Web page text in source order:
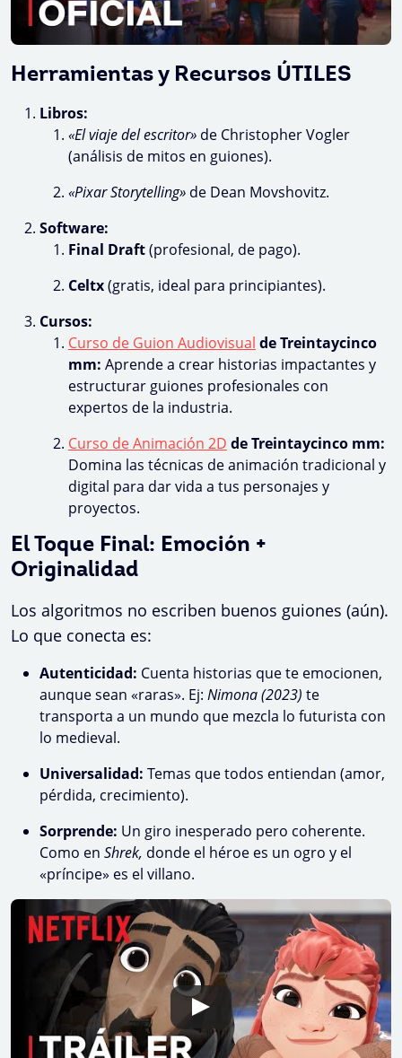
Herramientas y Recursos ÚTILES
Libros:
«El viaje del escritor» de Christopher Vogler
(análisis de mitos en guiones).
«Pixar Storytelling» de Dean Movshovitz.
Software:
Final Draft(profesional, de pago).
Celtx(gratis, ideal para principiantes).
Cursos:
Curso de Guion Audiovisual de Treintaycinco
mm: Aprende a crear historias impactantes y
estructurar guiones profesionales con
expertos de la industria.
Curso de Animación 2D de Treintaycinco mm:
Domina las técnicas de animación tradicional y
digital para dar vida a tus personajes y
proyectos.
El Toque Final: Emoción +
Originalidad
Los algoritmos no escriben buenos guiones (aún).
Lo que conecta es:
Autenticidad: Cuenta historias que te emocionen,
aunque sean «raras». Ej: Nimona (2023) te
transporta a un mundo que mezcla lo futurista con
lo medieval.
Universalidad: Temas que todos entiendan (amor,
pérdida, crecimiento).
Sorprende: Un giro inesperado pero coherente.
Como en Shrek, donde el héroe es un ogro y el
«príncipe» es el villano.